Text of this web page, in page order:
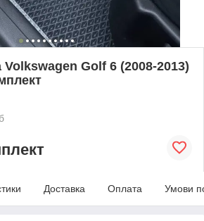
Golf 6 (2008-2013)
Доставка Оплата Умови